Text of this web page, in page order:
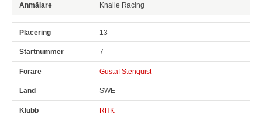
Knalle Racing
13
7
Gustaf Stenquist
SWE
RHK